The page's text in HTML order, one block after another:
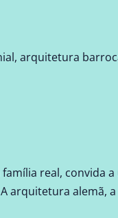
arquitetura
real, convida
arquitetura alemã,